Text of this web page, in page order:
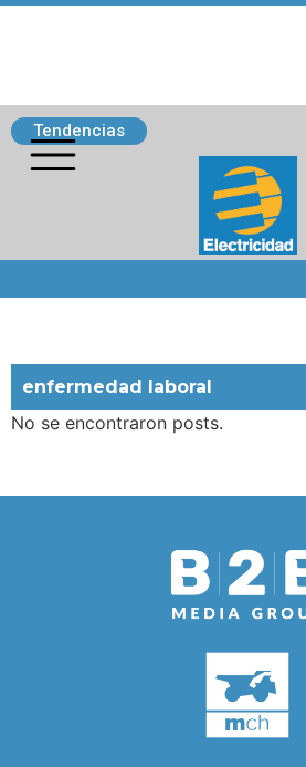
Tendencias
enfermedad laboral
No se encontraron posts.